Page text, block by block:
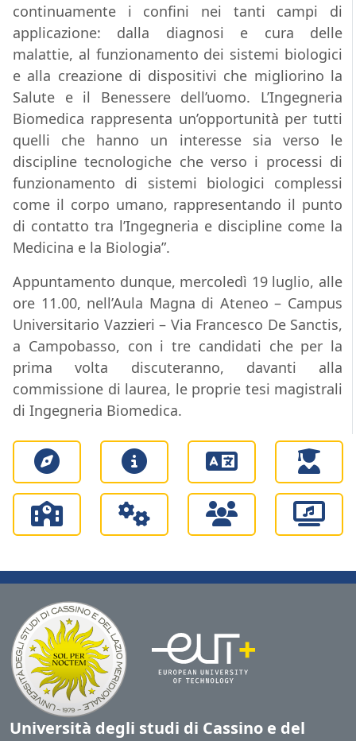
continuamente i confini nei tanti campi di
applicazione: dalla diagnosi e cura delle
malattie, al funzionamento dei sistemi biologici
e alla creazione di dispositivi che migliorino la
Salute e il Benessere dell’uomo. L’Ingegneria
Biomedica rappresenta un’opportunità per tutti
quelli che hanno un interesse sia verso le
discipline tecnologiche che verso i processi di
funzionamento di sistemi biologici complessi
come il corpo umano, rappresentando il punto
di contatto tra l’Ingegneria e discipline come la
Medicina e la Biologia”.
Appuntamento dunque, mercoledì 19 luglio, alle
ore 11.00, nell’Aula Magna di Ateneo – Campus
Universitario Vazzieri – Via Francesco De Sanctis,
a Campobasso, con i tre candidati che per la
prima volta discuteranno, davanti alla
commissione di laurea, le proprie tesi magistrali
di Ingegneria Biomedica.
Università degli studi di Cassino e del